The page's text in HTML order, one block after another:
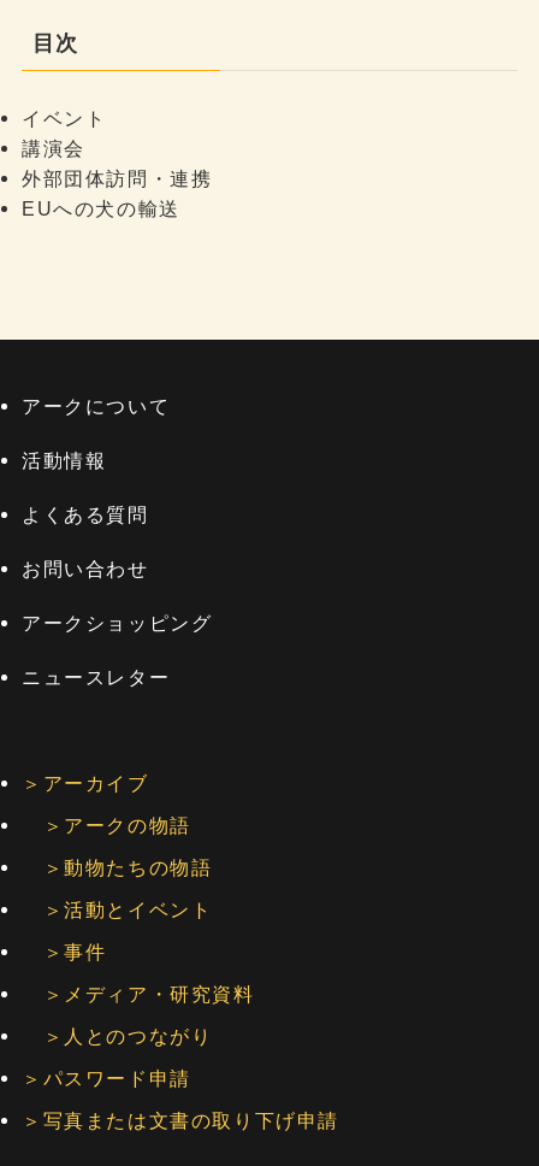
目次
イベント
講演会
外部団体訪問・連携
EUへの犬の輸送
アークについて
活動情報
よくある質問
お問い合わせ
アークショッピング
ニュースレター
＞アーカイブ
＞アークの物語
＞動物たちの物語
＞活動とイベント
＞事件
＞メディア・研究資料
＞人とのつながり
＞パスワード申請
＞写真または文書の取り下げ申請